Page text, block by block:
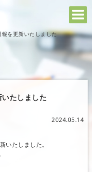
を更新いたしました
たしました
2024.05.14
いたしました。